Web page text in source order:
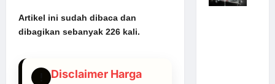
Artikel ini sudah dibaca dan
dibagikan sebanyak 226 kali.
Disclaimer Harga